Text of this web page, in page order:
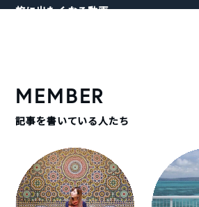
旅に出たくなる動画
MEMBER
記事を書いている人たち